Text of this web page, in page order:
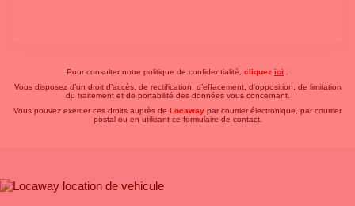
Pour consulter notre politique de confidentialité, cliquez ici
Vous disposez d’un droit d’accès, de rectification, d’effacement, d'opposition, de limitation
du traitement et de portabilité des données vous concernant.
Vous pouvez exercer ces droits auprès de Locaway par courrier électronique, par courrier
postal ou en utilisant ce formulaire de contact.